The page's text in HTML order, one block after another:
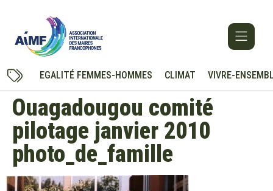
EGALITÉ FEMMES-HOMMES CLIMAT VIVRE-
Ouagadougou comité
pilotage janvier 2010
photo_de_famille